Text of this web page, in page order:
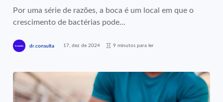
Por uma série de razões, a boca é um local em que o
crescimento de bactérias pode...
dr.consulta 17, dez de 2024 9 minutos para ler